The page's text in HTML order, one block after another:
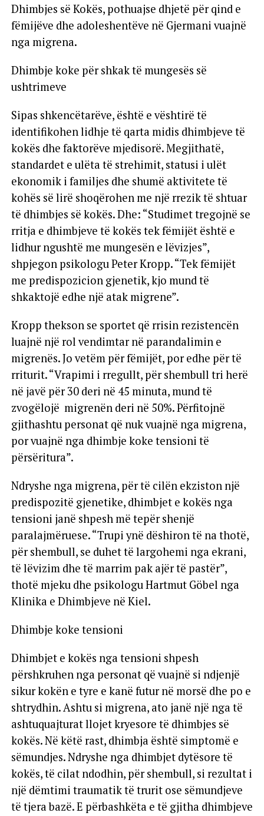
Dhimbjes së Kokës, pothuajse dhjetë për qind e
fëmijëve dhe adoleshentëve në Gjermani vuajnë
nga migrena.
Dhimbje koke për shkak të mungesës së
ushtrimeve
Sipas shkencëtarëve, është e vështirë të
identifikohen lidhje të qarta midis dhimbjeve të
kokës dhe faktorëve mjedisorë. Megjithatë,
standardet e ulëta të strehimit, statusi i ulët
ekonomik i familjes dhe shumë aktivitete të
kohës së lirë shoqërohen me një rrezik të shtuar
të dhimbjes së kokës. Dhe: “Studimet tregojnë se
rritja e dhimbjeve të kokës tek fëmijët është e
lidhur ngushtë me mungesën e lëvizjes”,
shpjegon psikologu Peter Kropp. “Tek fëmijët
me predispozicion gjenetik, kjo mund të
shkaktojë edhe një atak migrene”.
Kropp thekson se sportet që rrisin rezistencën
luajnë një rol vendimtar në parandalimin e
migrenës. Jo vetëm për fëmijët, por edhe për të
rriturit. “Vrapimi i rregullt, për shembull tri herë
në javë për 30 deri në 45 minuta, mund të
zvogëlojë migrenën deri në 50%. Përfitojnë
gjithashtu personat që nuk vuajnë nga migrena,
por vuajnë nga dhimbje koke tensioni të
përsëritura”.
Ndryshe nga migrena, për të cilën ekziston një
predispozitë gjenetike, dhimbjet e kokës nga
tensioni janë shpesh më tepër shenjë
paralajmëruese. “Trupi ynë dëshiron të na thotë,
për shembull, se duhet të largohemi nga ekrani,
të lëvizim dhe të marrim pak ajër të pastër”,
thotë mjeku dhe psikologu Hartmut Göbel nga
Klinika e Dhimbjeve në Kiel.
Dhimbje koke tensioni
Dhimbjet e kokës nga tensioni shpesh
përshkruhen nga personat që vuajnë si ndjenjë
sikur kokën e tyre e kanë futur në morsë dhe po e
shtrydhin. Ashtu si migrena, ato janë një nga të
ashtuquajturat llojet kryesore të dhimbjes së
kokës. Në këtë rast, dhimbja është simptomë e
sëmundjes. Ndryshe nga dhimbjet dytësore të
kokës, të cilat ndodhin, për shembull, si rezultat i
një dëmtimi traumatik të trurit ose sëmundjeve
të tjera bazë. E përbashkëta e të gjitha dhimbjeve